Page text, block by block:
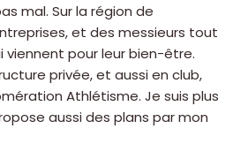
mal. Sur la région de
et des messieurs tout
viennent pour leur bien-être.
privée, et aussi en club,
Athlétisme. Je suis plus
aussi des plans par mon